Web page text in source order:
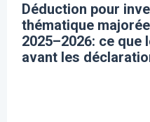
Déduction pour
thématique
2025–2026: ce
avant les